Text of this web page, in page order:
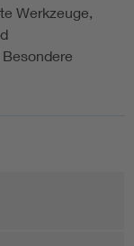
Werkzeuge,